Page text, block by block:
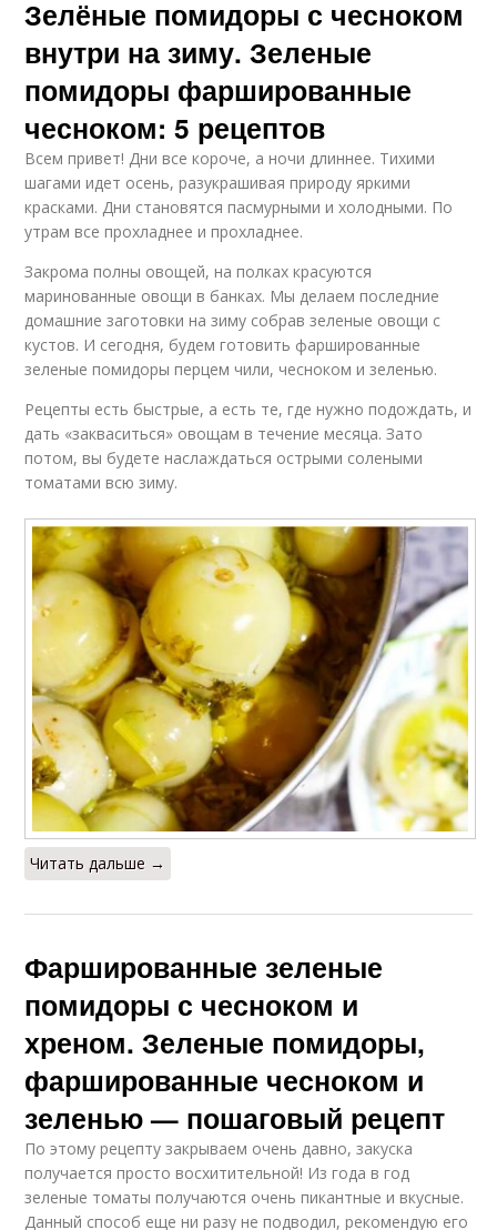
Зелёные помидоры с чесноком
внутри на зиму. Зеленые
помидоры фаршированные
чесноком: 5 рецептов
Всем привет! Дни все короче, а ночи длиннее. Тихими
шагами идет осень, разукрашивая природу яркими
красками. Дни становятся пасмурными и холодными. По
утрам все прохладнее и прохладнее.
Закрома полны овощей, на полках красуются
маринованные овощи в банках. Мы делаем последние
домашние заготовки на зиму собрав зеленые овощи с
кустов. И сегодня, будем готовить фаршированные
зеленые помидоры перцем чили, чесноком и зеленью.
Рецепты есть быстрые, а есть те, где нужно подождать, и
дать «закваситься» овощам в течение месяца. Зато
потом, вы будете наслаждаться острыми солеными
томатами всю зиму.
Читать дальше →
Фаршированные зеленые
помидоры с чесноком и
хреном. Зеленые помидоры,
фаршированные чесноком и
зеленью — пошаговый рецепт
По этому рецепту закрываем очень давно, закуска
получается просто восхитительной! Из года в год
зеленые томаты получаются очень пикантные и вкусные.
Данный способ еще ни разу не подводил, рекомендую его